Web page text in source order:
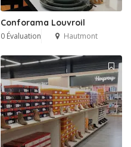
Conforama Louvroil
0 Évaluation Hautmont